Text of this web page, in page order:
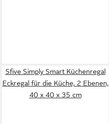
5five Simply Smart Küchenregal
Eckregal für die Küche, 2 Ebenen,
40 x 40 x 35 cm